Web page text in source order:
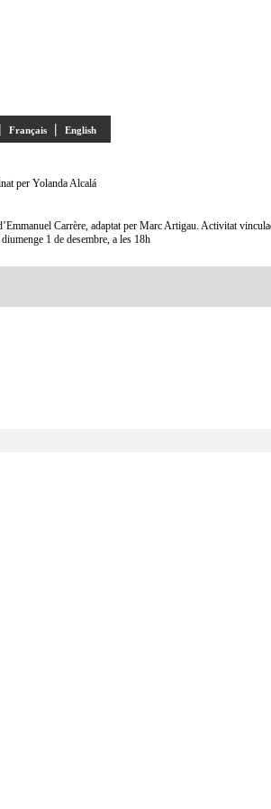
Français | English
per Yolanda Alcalá
Carrère, adaptat per Marc Artigau. Activitat
1 de desembre, a les 18h